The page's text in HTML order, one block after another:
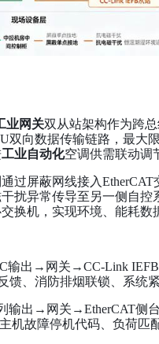
业网关双从站架构作为跨
双向数据传输链路，最
工业自动化空调供需联动调
过屏蔽网线接入
扰异常传导至另一侧自
换机，实现环境、能耗数
输出→网关→CC-Link
馈、消防排烟联锁、系统
输出→网关→EtherCAT侧
机故障停机代码、负荷匹